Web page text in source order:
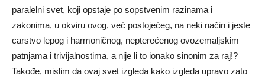
paralelni svet, koji opstaje po sopstvenim razinama i
zakonima, u okviru ovog, već postojećeg, na neki način i jeste
carstvo lepog i harmoničnog, nepterećenog ovozemaljskim
patnjama i trivijalnostima, a nije li to ionako sinonim za raj!?
Takođe, mislim da ovaj svet izgleda kako izgleda upravo zato